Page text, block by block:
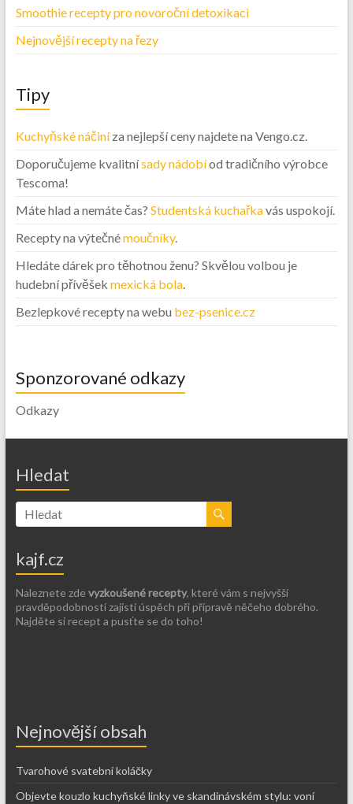
Smoothie recepty pro novoroční detoxikaci
Nejnovější recepty na řezy
Tipy
Kuchyňské náčiníza nejlepší ceny najdete na Vengo.cz.
Doporučujeme kvalitnísady nádobíod tradičního výrobce
Tescoma!
Máte hlad a nemáte čas? Studentská kuchařkavás uspokojí.
Recepty na výtečnémoučníky.
Hledáte dárek pro těhotnou ženu? Skvělou volbou je
hudební přívěšek mexická bola.
Bezlepkové recepty na webu bez-psenice.cz
Sponzorované odkazy
Odkazy
Hledat
kajf.cz
Naleznete zde vyzkoušené recepty, které vám s nejvyšší
pravděpodobností zajistí úspěch při přípravě něčeho dobrého.
Najděte si recept a pusťte se do toho!
Nejnovější obsah
Tvarohové svatební koláčky
Objevte kouzlo kuchyňské linky ve skandinávském stylu: voní